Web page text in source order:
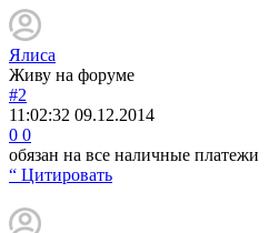
Ялиса
Живу на форуме
#2
11:02:32 09.12.2014
0 0
обязан на все наличные платежи
“ Цитировать